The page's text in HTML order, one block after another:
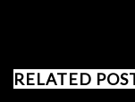
RELATED